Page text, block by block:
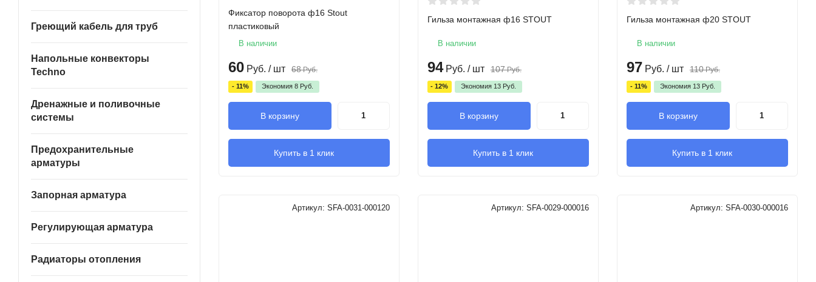
Греющий кабель для труб
Напольные конвекторы
Techno
Дренажные и поливочные
системы
Предохранительные
арматуры
Запорная арматура
Регулирующая арматура
Радиаторы отопления
Фиксатор поворота ф16 Stout
пластиковый
В наличии
60 Руб. / шт 68 Руб.
- 11% Экономия 8 Руб.
В корзину
Купить в 1 клик
Гильза монтажная ф16 STOUT
В наличии
94 Руб. / шт 107 Руб.
- 12% Экономия 13 Руб.
В корзину
Купить в 1 клик
Гильза монтажная ф20 STOUT
В наличии
97 Руб. / шт 110 Руб.
- 11% Экономия 13 Руб.
В корзину
Купить в 1 клик
Артикул: SFA-0031-000120 Артикул: SFA-0029-000016 Артикул: SFA-0030-000016